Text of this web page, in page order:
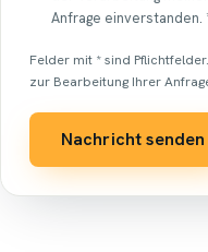
Anfrage einverstanden.
Felder mit * sind
zur Bearbeitung Ihrer
Nachricht senden